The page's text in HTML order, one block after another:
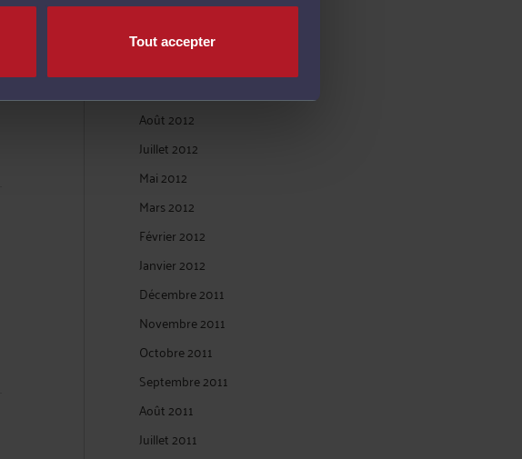
Tout accepter
Novembre 2012
Août 2012
Juillet 2012
Mai 2012
Mars 2012
Février 2012
Janvier 2012
Décembre 2011
Novembre 2011
Octobre 2011
Septembre 2011
Août 2011
Juillet 2011